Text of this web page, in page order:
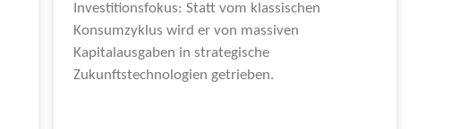
Investitionsfokus: Statt vom klassischen
Konsumzyklus wird er von massiven
Kapitalausgaben in strategische
Zukunftstechnologien getrieben.